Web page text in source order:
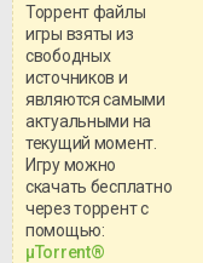
Торрент файлы
игры взяты из
свободных
источников и
являются самыми
актуальными на
текущий момент.
Игру можно
скачать бесплатно
через торрент с
помощью:
μTorrent®